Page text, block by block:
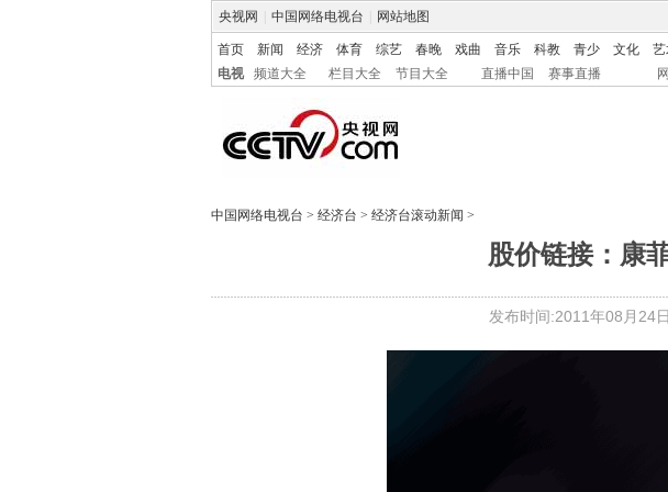
央视网 中国网络电视台 网站地图
首页 新闻 经济 体育 综艺 春晚 戏曲 音乐 科教 青少 文化
电视
频道大全 栏目大全 节目大全 直播中国 赛事直播
中国网络电视台 > 经济台 > 经济台滚动新闻 >
股价链接：康
发布时间:2011年08月24